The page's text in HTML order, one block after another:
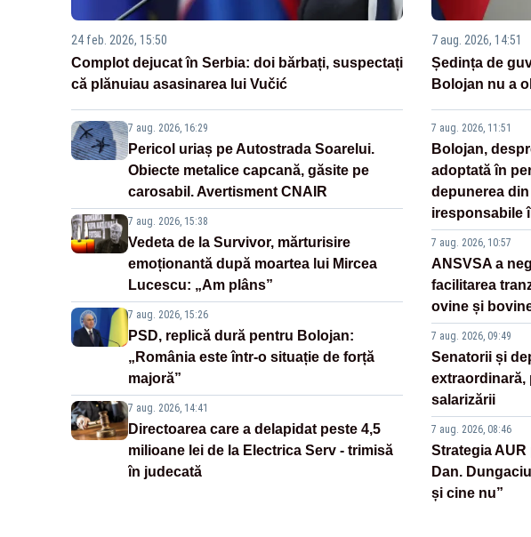
24 feb. 2026, 15:50
Complot dejucat în Serbia: doi bărbați, suspectați
că plănuiau asasinarea lui Vučić
7 aug. 2026, 16:29
Pericol uriaș pe Autostrada Soarelui.
Obiecte metalice capcană, găsite pe
carosabil. Avertisment CNAIR
7 aug. 2026, 15:38
Vedeta de la Survivor, mărturisire
emoționantă după moartea lui Mircea
Lucescu: „Am plâns”
7 aug. 2026, 15:26
PSD, replică dură pentru Bolojan:
„România este într-o situație de forță
majoră”
7 aug. 2026, 14:41
Directoarea care a delapidat peste 4,5
milioane lei de la Electrica Serv - trimisă
în judecată
7 aug. 2026, 14:51
Ședința de
Bolojan nu a
7 aug. 2026, 11:51
Bolojan,
adoptată în
depunerea
iresponsabile
7 aug. 2026, 10:57
ANSVSA a
facilitarea
ovine și
7 aug. 2026, 09:49
Senatorii și
extraordinară,
salarizării
7 aug. 2026, 08:46
Strategia
Dan.
și cine nu”